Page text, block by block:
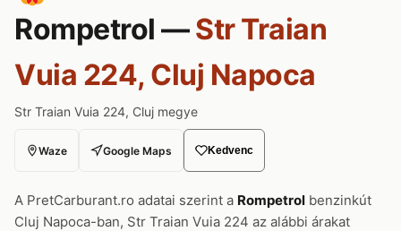
Rompetrol —Str Traian
Vuia 224, Cluj Napoca
Str Traian Vuia 224, Cluj megye
Waze Google Maps Kedvenc
A PretCarburant.ro adatai szerint a Rompetrol benzinkút
Cluj Napoca-ban, Str Traian Vuia 224 az alábbi árakat